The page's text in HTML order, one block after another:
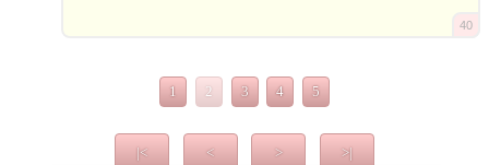
40
1 2 3 4 5
|< < > >|